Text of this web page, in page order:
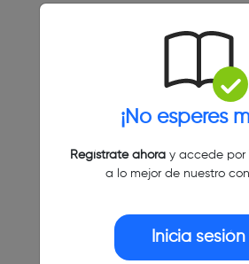
¡No esperes
Regístrate ahoray accede por
a lo mejor de nuestro
Inicia sesión